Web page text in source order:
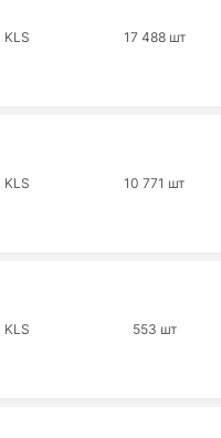
KLS 17 488 шт
KLS 10 771 шт
KLS 553 шт